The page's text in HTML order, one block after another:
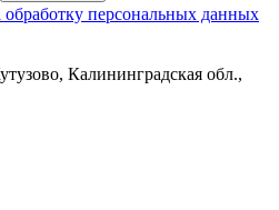
обработку персональных данных
Калининградская обл.,